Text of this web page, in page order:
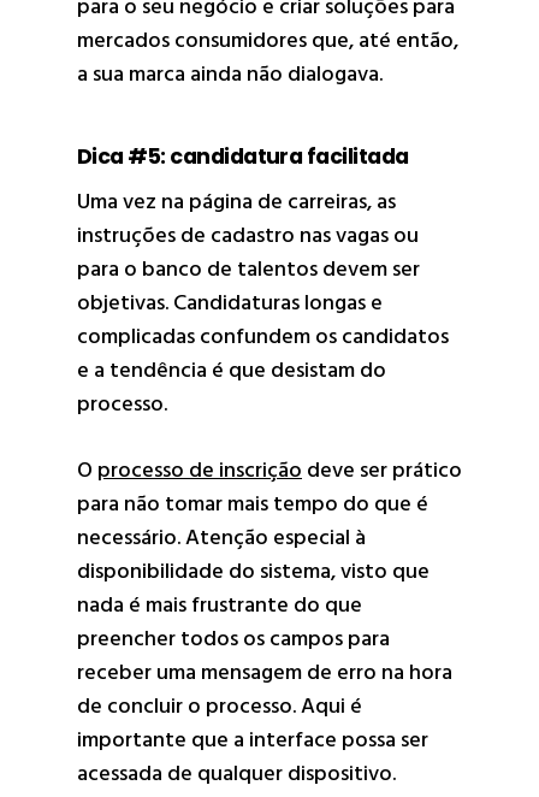
para o seu negócio e criar soluções para
mercados consumidores que, até então,
a sua marca ainda não dialogava.
Dica #5: candidatura facilitada
Uma vez na página de carreiras, as
instruções de cadastro nas vagas ou
para o banco de talentos devem ser
objetivas. Candidaturas longas e
complicadas confundem os candidatos
e a tendência é que desistam do
processo.
O processo de inscriçãodeve ser prático
para não tomar mais tempo do que é
necessário. Atenção especial à
disponibilidade do sistema, visto que
nada é mais frustrante do que
preencher todos os campos para
receber uma mensagem de erro na hora
de concluir o processo. Aqui é
importante que a interface possa ser
acessada de qualquer dispositivo.